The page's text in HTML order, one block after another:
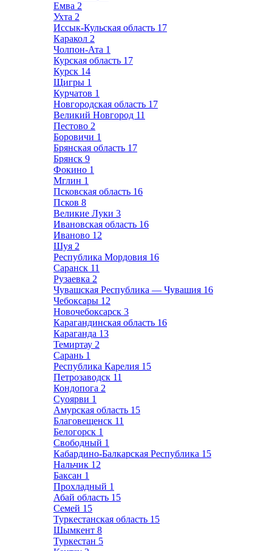
Емва 2
Ухта 2
Иссык-Кульская область 17
Каракол 2
Чолпон-Ата 1
Курская область 17
Курск 14
Щигры 1
Курчатов 1
Новгородская область 17
Великий Новгород 11
Пестово 2
Боровичи 1
Брянская область 17
Брянск 9
Фокино 1
Мглин 1
Псковская область 16
Псков 8
Великие Луки 3
Ивановская область 16
Иваново 12
Шуя 2
Республика Мордовия 16
Саранск 11
Рузаевка 2
Чувашская Республика — Чувашия 16
Чебоксары 12
Новочебоксарск 3
Карагандинская область 16
Караганда 13
Темиртау 2
Сарань 1
Республика Карелия 15
Петрозаводск 11
Кондопога 2
Суоярви 1
Амурская область 15
Благовещенск 11
Белогорск 1
Свободный 1
Кабардино-Балкарская Республика 15
Нальчик 12
Баксан 1
Прохладный 1
Абай область 15
Семей 15
Туркестанская область 15
Шымкент 8
Туркестан 5